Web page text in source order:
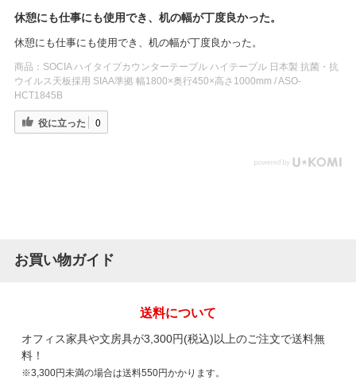
休憩にも仕事にも使用でき、机の幅が丁度良かった。
休憩にも仕事にも使用でき、机の幅が丁度良かった。
商品： SOCIA ハイタイプカウンターテーブル ハイテーブル 日本製 抗菌・抗
ウイルス天板採用 SIAA準拠 幅1800×奥行450×高さ1000mm / ASO-
HCT1845B
役に立った 0
お買い物ガイド
送料について
オフィス家具や文房具が3,300円(税込)以上のご注文で送料無
料！
※3,300円未満の場合は送料550円かかります。